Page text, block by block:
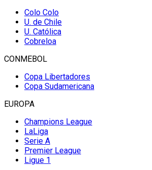
Colo Colo
U. de Chile
U. Católica
Cobreloa
CONMEBOL
Copa Libertadores
Copa Sudamericana
EUROPA
Champions League
LaLiga
Serie A
Premier League
Ligue 1